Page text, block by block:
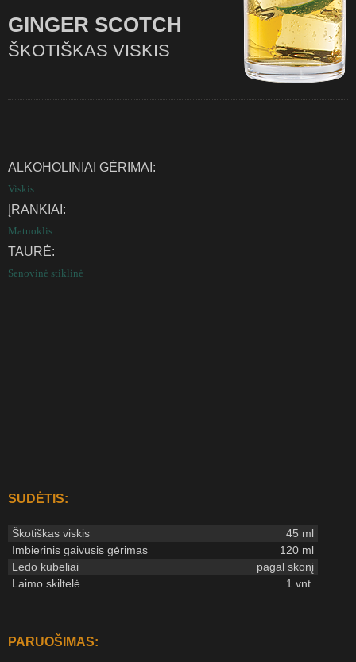
GINGER SCOTCH
ŠKOTIŠKAS VISKIS
ALKOHOLINIAI GĖRIMAI:
Viskis
ĮRANKIAI:
Matuoklis
TAURĖ:
Senovinė stiklinė
SUDĖTIS:
Škotiškas viskis
45 ml
Imbierinis gaivusis gėrimas
120 ml
Ledo kubeliai
pagal skonį
Laimo skiltelė
1 vnt.
PARUOŠIMAS: